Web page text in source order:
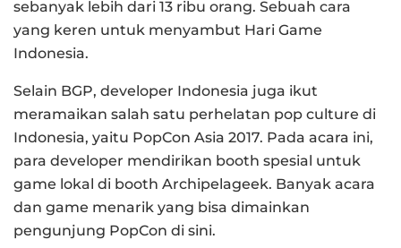
sebanyak lebih dari 13 ribu orang. Sebuah cara
yang keren untuk menyambut Hari Game
Indonesia.
Selain BGP, developer Indonesia juga ikut
meramaikan salah satu perhelatan pop culture di
Indonesia, yaitu PopCon Asia 2017. Pada acara ini,
para developer mendirikan booth spesial untuk
game lokal di booth Archipelageek. Banyak acara
dan game menarik yang bisa dimainkan
pengunjung PopCon di sini.